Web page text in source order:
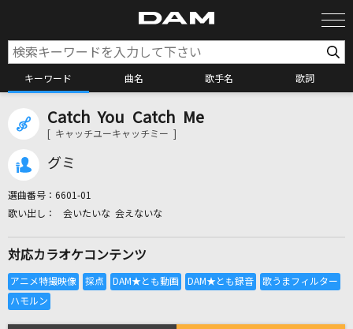
キーワード 曲名 歌手名 歌詞
カラオケ検索
全国りれき
リアルタイムで歌われている曲の一覧
Catch You Catch Me
[ キャッチユーキャッチミー ]
グミ
選曲番号： 6601-01
会いたいな 会えないな
対応カラオケコンテンツ